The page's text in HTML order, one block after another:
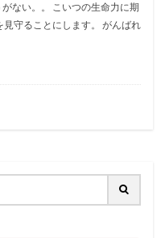
ない。。 こいつの生命力に期
守ることにします。 がんばれ